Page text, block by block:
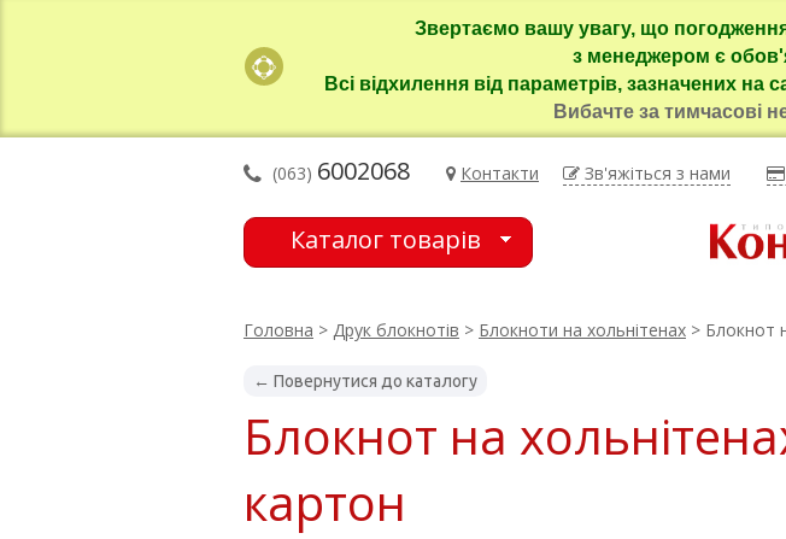
Звертаємо вашу увагу, що
з менеджером є
Всі відхилення від параметрів, зазначених на
Вибачте за тимчасові
(063) 6002068 Контакти Зв'яжіться з нами
Каталог товарів
Головна > Друк блокнотів > Блокноти на хольнітенах > Блокнот
← Повернутися до каталогу
Блокнот на
картон